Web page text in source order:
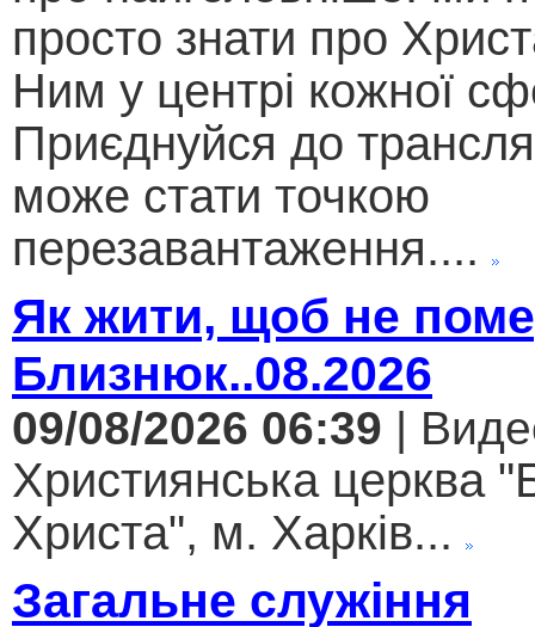
просто знати про
Ним у центрі кожної
Приєднуйся до
може стати точкою
перезавантаження....
Як жити, щоб не
Близнюк..08.2026
09/08/2026 06:39 |
Християнська церква
Христа", м. Харків...
Загальне служіння